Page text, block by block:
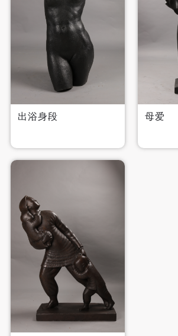
出浴身段 母爱
手机号码将作为您的登录账号
可使用雅昌艺术网会员账户登录